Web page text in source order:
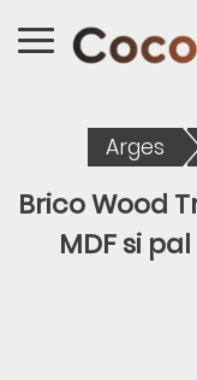
Arges
Brico Wood
MDF si